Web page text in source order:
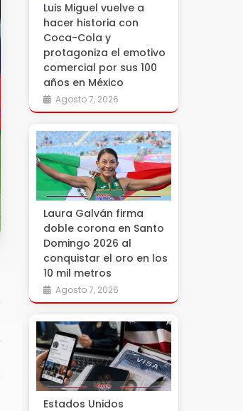
Luis Miguel vuelve a
hacer historia con
Coca-Cola y
protagoniza el emotivo
comercial por sus 100
años en México
Agosto 7, 2026
Laura Galván firma
doble corona en Santo
Domingo 2026 al
conquistar el oro en los
10 mil metros
Agosto 7, 2026
Estados Unidos